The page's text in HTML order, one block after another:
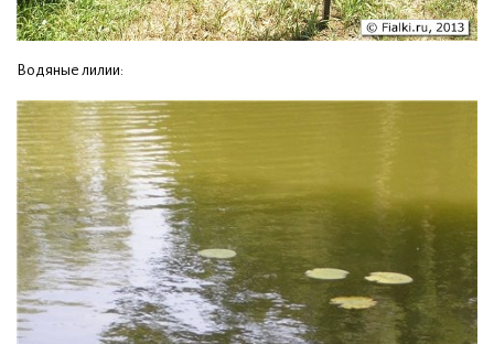
Водяные лилии: